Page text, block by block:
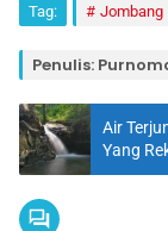
Tag: Jombang
Penulis:
Air
Yang